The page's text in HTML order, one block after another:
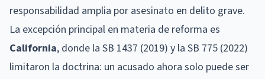
responsabilidad amplia por asesinato en delito grave.
La excepción principal en materia de reforma es
California, donde la SB 1437 (2019) y la SB 775 (2022)
limitaron la doctrina: un acusado ahora solo puede ser